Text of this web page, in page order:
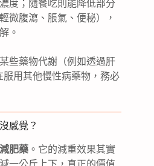
度；隨餐吃則能降低部分
微腹瀉、脹氣、便秘），
。
些藥物代謝（例如透過肝
服用其他慢性病藥物，務必
感覺？
肥藥 。它的減重效果其實
一公斤上下，真正的價值